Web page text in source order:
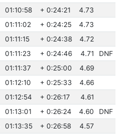
01:10:58 + 0:24:21
4.73
01:11:02 + 0:24:25
4.73
01:11:15 + 0:24:38
4.72
01:11:23 + 0:24:46 4.71
DNF
01:11:37 + 0:25:00
4.69
01:12:10 + 0:25:33
4.66
01:12:54 + 0:26:17
4.61
01:13:01 + 0:26:24 4.60
DNF
01:13:35 + 0:26:58
4.57